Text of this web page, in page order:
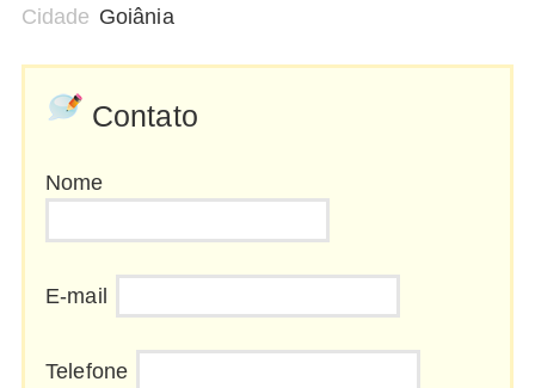
Cidade Goiânia
Contato
Nome
E-mail
Telefone